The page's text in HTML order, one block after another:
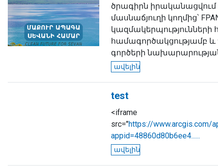
ծրագիրն իրականացվում
մասնաճյուղի կողմից՝
կազմակերպությունների
համագործակցությամբ
գործերի
ավելին
test
<iframe
src="https://www.arcgis.com/
appid=48860d80b6ee4......
ավելին